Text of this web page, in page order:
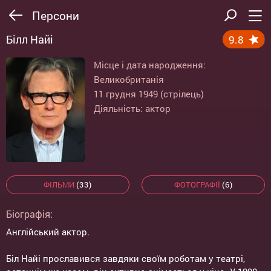
Персони
Білл Найі 9.8
Місце і дата народження:
Великобританія
11 грудня 1949 (стрілець)
Діяльність: актор
ФІЛЬМИ (33) ФОТОГРАФІЇ(6)
Біографія:
Англійський актор.
Біл Найі прославився завдяки своїм роботам у театрі,